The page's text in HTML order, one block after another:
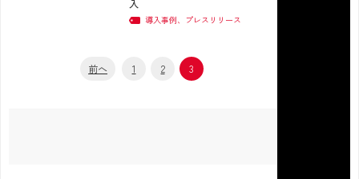
入
導入事例、プレスリリース
前へ 1 2 3